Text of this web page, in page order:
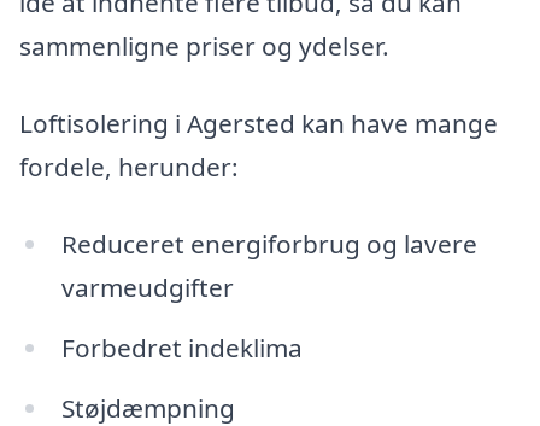
sammenligne priser og ydelser.
Loftisolering i Agersted kan have mange
fordele, herunder:
Reduceret energiforbrug og lavere
varmeudgifter
Forbedret indeklima
Støjdæmpning